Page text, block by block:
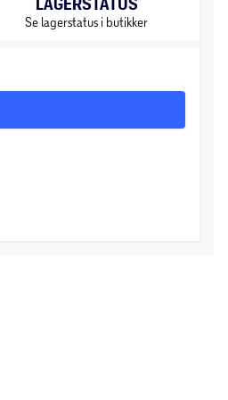
Se lagerstatus i butikker